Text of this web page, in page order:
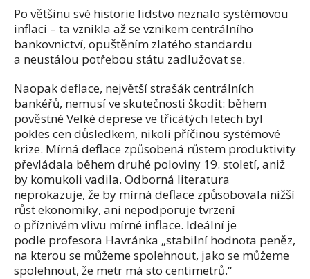
Po většinu své historie lidstvo neznalo systémovou
inflaci – ta vznikla až se vznikem centrálního
bankovnictví, opuštěním zlatého standardu
a neustálou potřebou státu zadlužovat se.
Naopak deflace, největší strašák centrálních
bankéřů, nemusí ve skutečnosti škodit: během
pověstné Velké deprese ve třicátých letech byl
pokles cen důsledkem, nikoli příčinou systémové
krize. Mírná deflace způsobená růstem produktivity
převládala během druhé poloviny 19. století, aniž
by komukoli vadila. Odborná literatura
neprokazuje, že by mírná deflace způsobovala nižší
růst ekonomiky, ani nepodporuje tvrzení
o příznivém vlivu mírné inflace. Ideální je
podle profesora Havránka „stabilní hodnota peněz,
na kterou se můžeme spolehnout, jako se můžeme
spolehnout, že metr má sto centimetrů.“